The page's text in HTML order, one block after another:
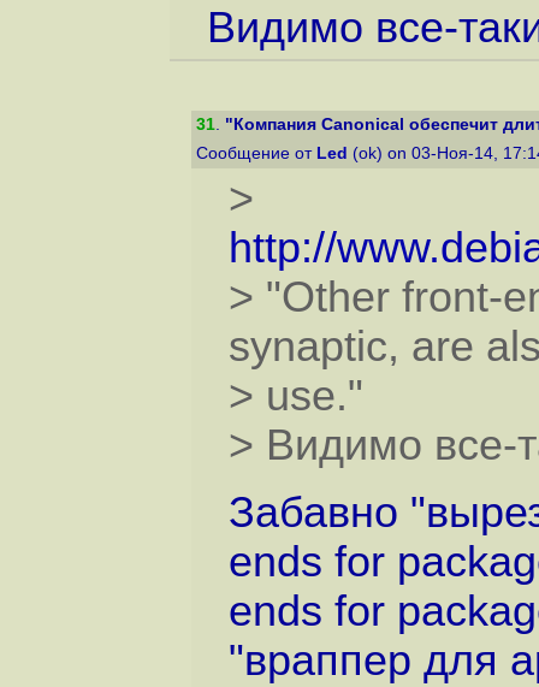
Видимо все-
31. "Компания Canonical обеспечит
Сообщение от Led (ok) on 03-Ноя-14,
>
http://
> "Other front-
synaptic, are
> use."
> Видимо все-
Забавно
ends for
ends for
"враппер для